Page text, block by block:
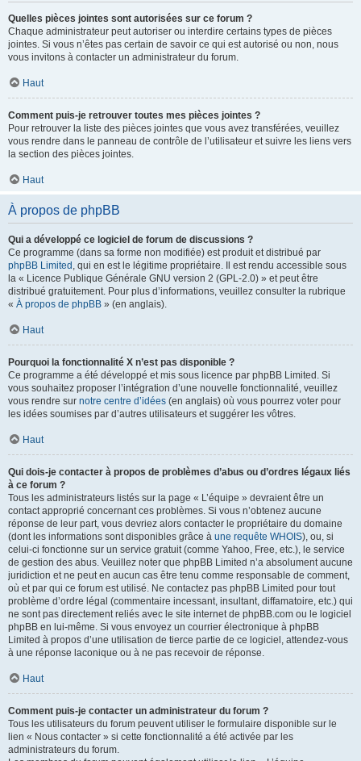
Quelles pièces jointes sont autorisées sur ce forum ?
Chaque administrateur peut autoriser ou interdire certains types de pièces
jointes. Si vous n’êtes pas certain de savoir ce qui est autorisé ou non, nous
vous invitons à contacter un administrateur du forum.
Haut
Comment puis-je retrouver toutes mes pièces jointes ?
Pour retrouver la liste des pièces jointes que vous avez transférées, veuillez
vous rendre dans le panneau de contrôle de l’utilisateur et suivre les liens vers
la section des pièces jointes.
Haut
À propos de phpBB
Qui a développé ce logiciel de forum de discussions ?
Ce programme (dans sa forme non modifiée) est produit et distribué par
phpBB Limited , qui en est le légitime propriétaire. Il est rendu accessible sous
la « Licence Publique Générale GNU version 2 (GPL-2.0) » et peut être
distribué gratuitement. Pour plus d’informations, veuillez consulter la rubrique
« À propos de phpBB » (en anglais).
Haut
Pourquoi la fonctionnalité X n’est pas disponible ?
Ce programme a été développé et mis sous licence par phpBB Limited. Si
vous souhaitez proposer l’intégration d’une nouvelle fonctionnalité, veuillez
vous rendre sur notre centre d’idées (en anglais) où vous pourrez voter pour
les idées soumises par d’autres utilisateurs et suggérer les vôtres.
Haut
Qui dois-je contacter à propos de problèmes d’abus ou d’ordres légaux liés
à ce forum ?
Tous les administrateurs listés sur la page « L’équipe » devraient être un
contact approprié concernant ces problèmes. Si vous n’obtenez aucune
réponse de leur part, vous devriez alors contacter le propriétaire du domaine
(dont les informations sont disponibles grâce à une requête WHOIS), ou, si
celui-ci fonctionne sur un service gratuit (comme Yahoo, Free, etc.), le service
de gestion des abus. Veuillez noter que phpBB Limited n’a absolument aucune
juridiction et ne peut en aucun cas être tenu comme responsable de comment,
où et par qui ce forum est utilisé. Ne contactez pas phpBB Limited pour tout
problème d’ordre légal (commentaire incessant, insultant, diffamatoire, etc.) qui
ne sont pas directement reliés avec le site internet de phpBB.com ou le logiciel
phpBB en lui-même. Si vous envoyez un courrier électronique à phpBB
Limited à propos d’une utilisation de tierce partie de ce logiciel, attendez-vous
à une réponse laconique ou à ne pas recevoir de réponse.
Haut
Comment puis-je contacter un administrateur du forum ?
Tous les utilisateurs du forum peuvent utiliser le formulaire disponible sur le
lien « Nous contacter » si cette fonctionnalité a été activée par les
administrateurs du forum.